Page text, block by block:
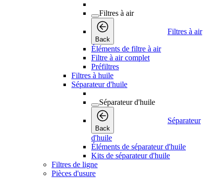
Filtres à air
Back
Filtres à air
Éléments de filtre à air
Filtre à air complet
Préfiltres
Filtres à huile
Séparateur d'huile
Séparateur d'huile
Back
Séparateur
d'huile
Éléments de séparateur d'huile
Kits de séparateur d'huile
Filtres de ligne
Pièces d'usure